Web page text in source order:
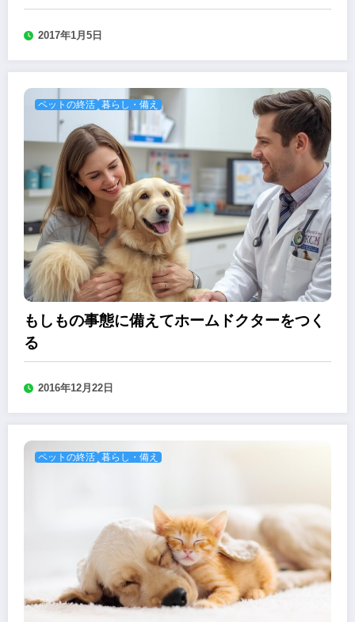
2017年1月5日
ペットの終活 暮らし・備え
もしもの事態に備えてホームドクターをつく
る
2016年12月22日
ペットの終活 暮らし・備え